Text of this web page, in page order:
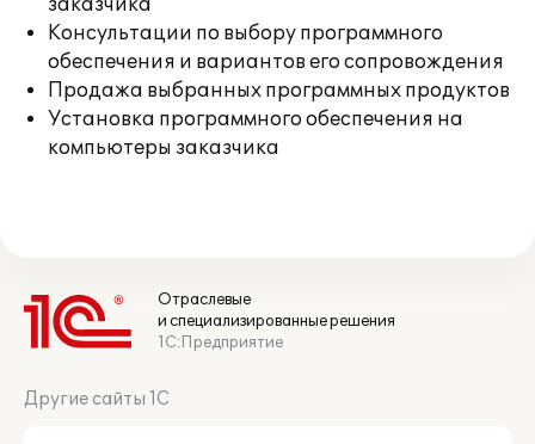
заказчика
Консультации по выбору программного
обеспечения и вариантов его сопровождения
Продажа выбранных программных продуктов
Установка программного обеспечения на
компьютеры заказчика
Отраслевые
и специализированные решения
1С:Предприятие
Другие сайты 1С